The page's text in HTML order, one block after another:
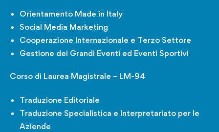
Orientamento Made in Italy
Social Media Marketing
Cooperazione Internazionale e Terzo Settore
Gestione dei Grandi Eventi ed Eventi Sportivi
Corso di Laurea Magistrale – LM-94
Traduzione Editoriale
Traduzione Specialistica e Interpretariato per le
Aziende